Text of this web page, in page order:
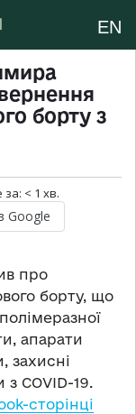
EN
борту з
за: < 1 хв.
Google
про
борту, що
апарати
захисні
COVID-19.
сторінці